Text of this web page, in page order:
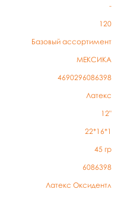
-
120
Базовый ассортимент
МЕКСИКА
4690296086398
Латекс
12"
22*16*1
45 гр
6086398
Латекс Оксидентл